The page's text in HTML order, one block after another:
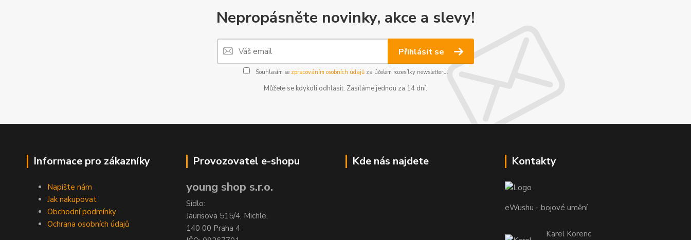
Nepropásněte novinky, akce a slevy!
Přihlásit se
Souhlasím se zpracováním osobních údajůza účelem rozesílky newsletteru.
Můžete se kdykoli odhlásit. Zasíláme jednou za 14 dní.
Informace pro zákazníky
Napište nám
Jak nakupovat
Obchodní podmínky
Ochrana osobních údajů
Provozovatel e-shopu
young shop s.r.o.
Sídlo:
Jaurisova 515/4, Michle,
140 00 Praha 4
Kde nás najdete Kontakty
eWushu - bojové umění
Karel Korenc